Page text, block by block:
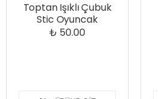
Toptan Işıklı Çubuk
Stic Oyuncak
₺ 50.00